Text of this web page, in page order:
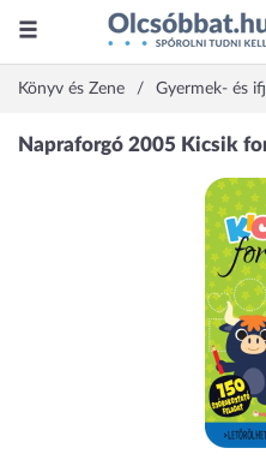
Könyv és Zene Gyermek- és